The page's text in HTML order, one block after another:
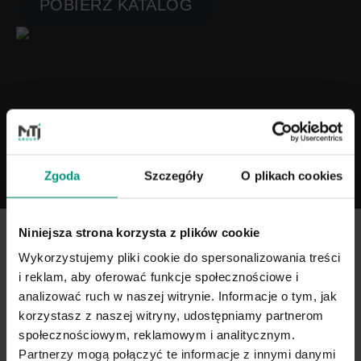
Zgoda Szczegóły O plikach cookies
Niniejsza strona korzysta z plików cookie
Wykorzystujemy pliki cookie do spersonalizowania treści
i reklam, aby oferować funkcje społecznościowe i
analizować ruch w naszej witrynie. Informacje o tym, jak
korzystasz z naszej witryny, udostępniamy partnerom
społecznościowym, reklamowym i analitycznym.
Partnerzy mogą połączyć te informacje z innymi danymi
POBIERZ KATALOG
KATALOG PRODUKTÓW
Über uns
Produkte
Bescheinigungen
Verwirklichungen
Für Architekten
Zusammenarbeit